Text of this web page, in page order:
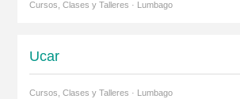
Cursos, Clases y Talleres · Lumbago
Ucar
Cursos, Clases y Talleres · Lumbago